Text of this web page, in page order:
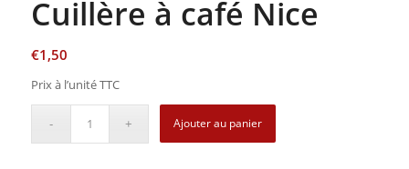
Cuillère à café Nice
€1,50
Prix à l’unité TTC
Ajouter au panier